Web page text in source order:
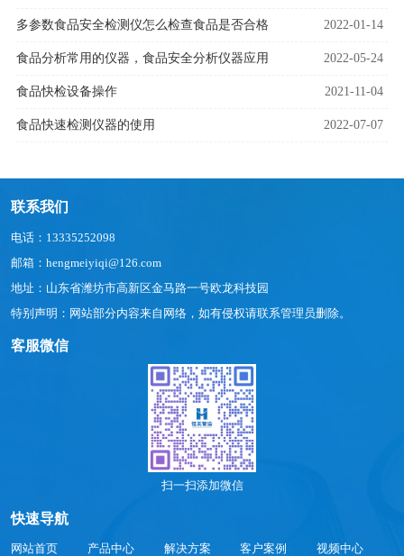
多参数食品安全检测仪怎么检查食品是否合格 2022-01-14
食品分析常用的仪器，食品安全分析仪器应用 2022-05-24
食品快检设备操作 2021-11-04
食品快速检测仪器的使用 2022-07-07
联系我们
电话：13335252098
邮箱：hengmeiyiqi@126.com
地址：山东省潍坊市高新区金马路一号欧龙科技园
特别声明：网站部分内容来自网络，如有侵权请联系管理员删除。
客服微信
扫一扫添加微信
快速导航
网站首页 产品中心 解决方案 客户案例 视频中心